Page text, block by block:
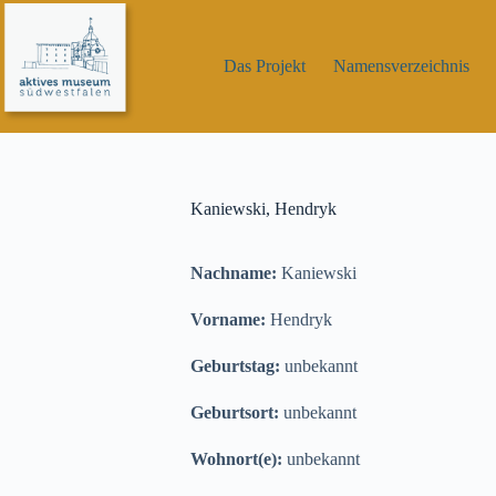
Zum
springen
Das Projekt
Namensverzeichnis
Kaniewski, Hendryk
Nachname: Kaniewski
Vorname: Hendryk
Geburtstag: unbekannt
Geburtsort: unbekannt
Wohnort(e): unbekannt